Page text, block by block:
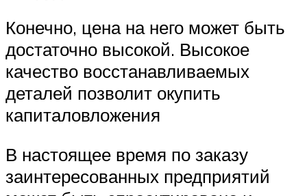
Конечно, цена на него может быть
достаточно высокой. Высокое
качество восстанавливаемых
деталей позволит окупить
капиталовложения
В настоящее время по заказу
заинтересованных предприятий